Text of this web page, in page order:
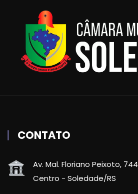
CONTATO
Av. Mal. Floriano Peixoto, 744
Centro - Soledade/RS